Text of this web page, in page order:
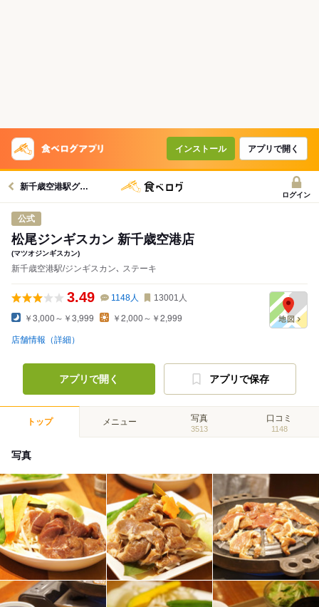
インストール アプリで開く
新千歳空港駅グルメへ
ログイン
公式
松尾ジンギスカン 新千歳空港店
(マツオジンギスカン)
新千歳空港駅/ジンギスカン､ ステーキ
3.49 1148人 13001 人
￥3,000～￥3,999 ￥2,000～￥2,999
店舗情報（詳細）
アプリで開く アプリで保存
トップ メニュー 写真
3513
口コミ
1148
写真